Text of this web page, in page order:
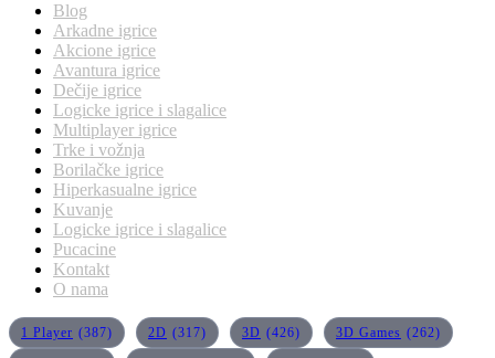
Blog
Arkadne igrice
Akcione igrice
Avantura igrice
Dečije igrice
Logicke igrice i slagalice
Multiplayer igrice
Trke i vožnja
Borilačke igrice
Hiperkasualne igrice
Kuvanje
Logicke igrice i slagalice
Pucacine
Kontakt
O nama
1 Player (387) 2D (317) 3D (426) 3D Games (262)